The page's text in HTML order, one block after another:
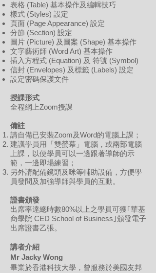
表格 (Table) 基本操作及編輯技巧
樣式 (Styles) 設定
頁面 (Page Appearance) 設定
分節 (Section) 設定
圖片 (Picture) 及圖案 (Shape) 基本操作
文字藝術師 (Word Art) 基本操作
插入方程式 (Equation) 及 符號 (Symbol)
信封 (Envelopes) 及標籤 (Labels) 設定
設定密碼保護文件
授課形式
全程網上Zoom授課
備註
請自備已安裝Zoom及Word的電腦上課；
建議學員用「雙螢幕」電腦，或兩部電腦
上課，以便學員可以一邊跟著導師的示
範，一邊即場練習；
另外請配備鏡頭及咪等輔助設備，方便學
員發問及加強導師與學員的互動。
證書頒發
出席率達總時數80%以上之學員可獲｢華基
商學院 CED School of Business｣頒發電子
出席證書乙張。
講者介紹
Mr Jacky Wong
畢業於香港科技大學，曾服務於美國友邦